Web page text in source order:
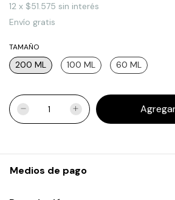
12 x $51.575 sin interés
Envío gratis
TAMAÑO
200 ML 100 ML 60 ML
Medios de pago